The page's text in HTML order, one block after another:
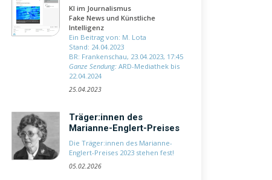
KI im Journalismus
Fake News und Künstliche
Intelligenz
Ein Beitrag von: M. Lota
Stand: 24.04.2023
BR: Frankenschau, 23.04.2023, 17:45
Ganze Sendung: ARD-Mediathek bis
22.04.2024
25.04.2023
Träger:innen des
Marianne-Englert-Preises
Die Träger:innen des Marianne-
Englert-Preises 2023 stehen fest!
05.02.2026